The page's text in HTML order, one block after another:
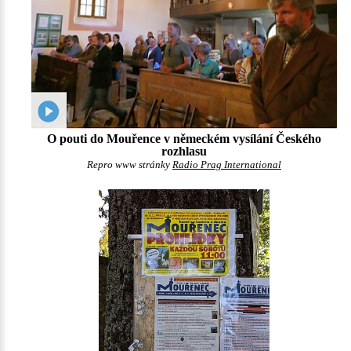
O pouti do Mouřence v německém vysílání Českého
rozhlasu
Repro www stránky Radio Prag International